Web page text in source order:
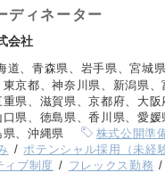
ディネーター
会社
道、青森県、岩手県、宮城
京都、神奈川県、新潟県
県、滋賀県、京都府、大
県、徳島県、香川県、愛
、沖縄県
株式公開準
ポテンシャル採用（未経
ィブ制度 フレックス勤務